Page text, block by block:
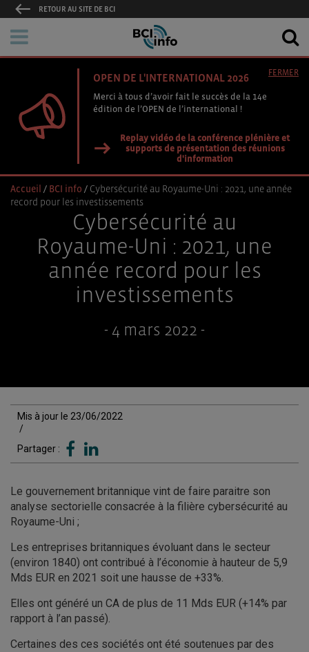
RETOUR AU SITE DE BCI
OPEN DE L'INTERNATIONAL 2026
Merci à tous d’avoir fait le succès de la 14e
édition de l’OPEN de l’international !
Replay vidéo de la conférence plénière et
supports de présentation des réunions
d'information
FERMER
Accueil / BCI info / Cybersécurité au Royaume-Uni : 2021, une année
record pour les investissements
Cybersécurité au
Royaume-Uni : 2021, une
année record pour les
investissements
- 4 mars 2022 -
Mis à jour le 23/06/2022
/
Partager :
Le gouvernement britannique vint de faire paraitre son
analyse sectorielle consacrée à la filière cybersécurité au
Royaume-Uni ;
Les entreprises britanniques évoluant dans le secteur
(environ 1840) ont contribué à l’économie à hauteur de 5,9
Mds EUR en 2021 soit une hausse de +33%.
Elles ont généré un CA de plus de 11 Mds EUR (+14% par
rapport à l’an passé).
Certaines des ces sociétés ont été soutenues par des